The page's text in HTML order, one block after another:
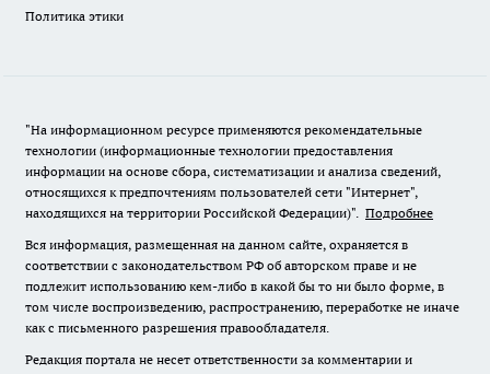
Политика этики
"На информационном ресурсе применяются рекомендательные
технологии (информационные технологии предоставления
информации на основе сбора, систематизации и анализа сведений,
относящихся к предпочтениям пользователей сети "Интернет",
находящихся на территории Российской Федерации)". Подробнее
Вся информация, размещенная на данном сайте, охраняется в
соответствии с законодательством РФ об авторском праве и не
подлежит использованию кем-либо в какой бы то ни было форме, в
том числе воспроизведению, распространению, переработке не иначе
как с письменного разрешения правообладателя.
Редакция портала не несет ответственности за комментарии и